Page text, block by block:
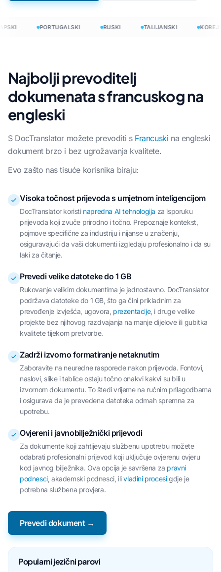
PORTUGALSKI RUSKI TALIJANSKI
Najbolji prevoditelj
dokumenata s francuskog na
engleski
S DocTranslator možete prevoditi s Francuski na engleski
dokument brzo i bez ugrožavanja kvalitete.
Evo zašto nas tisuće korisnika biraju:
Visoka točnost prijevoda s umjetnom inteligencijom
DocTranslator koristi napredna AI tehnologija za isporuku
prijevoda koji zvuče prirodno i točno. Prepoznaje kontekst,
pojmove specifične za industriju i nijanse u značenju,
osiguravajući da vaši dokumenti izgledaju profesionalno i da su
laki za čitanje.
Prevedi velike datoteke do 1 GB
Rukovanje velikim dokumentima je jednostavno. DocTranslator
podržava datoteke do 1 GB, što ga čini prikladnim za
prevođenje izvješća, ugovora, prezentacije, i druge velike
projekte bez njihovog razdvajanja na manje dijelove ili gubitka
kvalitete tijekom pretvorbe.
Zadrži izvorno formatiranje netaknutim
Zaboravite na neuredne rasporede nakon prijevoda. Fontovi,
naslovi, slike i tablice ostaju točno onakvi kakvi su bili u
izvornom dokumentu. To štedi vrijeme na ručnim prilagodbama
i osigurava da je prevedena datoteka odmah spremna za
upotrebu.
Ovjereni i javnobilježnički prijevodi
Za dokumente koji zahtijevaju službenu upotrebu možete
odabrati profesionalni prijevod koji uključuje ovjerenu ovjeru
kod javnog bilježnika. Ova opcija je savršena za pravni
podnesci, akademski podnesci, ilivladini procesigdje je
potrebna službena provjera.
Prevedi dokument →
Popularni jezični parovi